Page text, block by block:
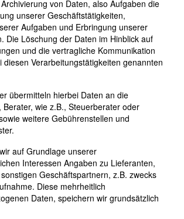
von Daten, also Aufgaben die
unserer Geschäftstätigkeiten,
Aufgaben und Erbringung unserer
Die Löschung der Daten im Hinblick auf
und die vertragliche Kommunikation
diesen Verarbeitungstätigkeiten genannten
übermitteln hierbei Daten an die
Berater, wie z.B., Steuerberater oder
weitere Gebührenstellen und
auf Grundlage unserer
Interessen Angaben zu Lieferanten,
Geschäftspartnern, z.B. zwecks
Diese mehrheitlich
Daten, speichern wir grundsätzlich